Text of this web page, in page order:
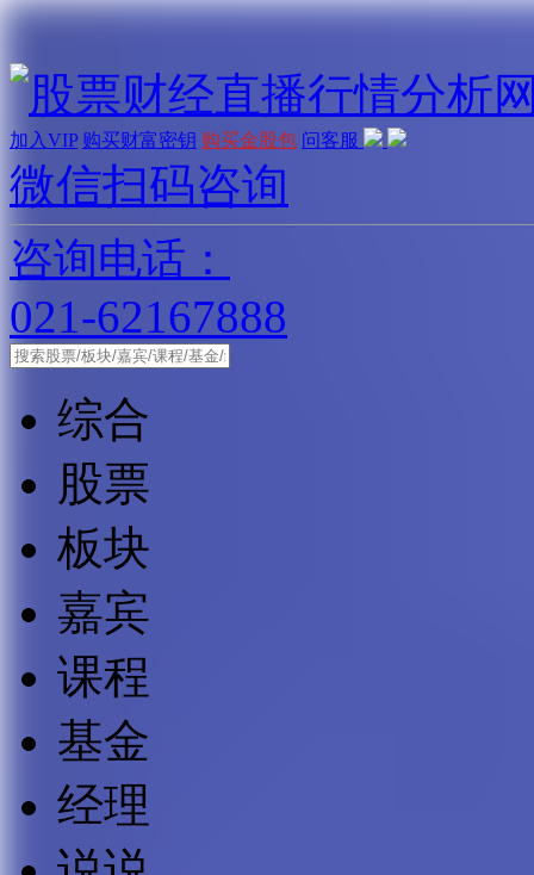
加入VIP 购买财富密钥 购买金股包 问客服
微信扫码咨询
咨询电话：
021-62167888
综合
股票
板块
嘉宾
课程
基金
经理